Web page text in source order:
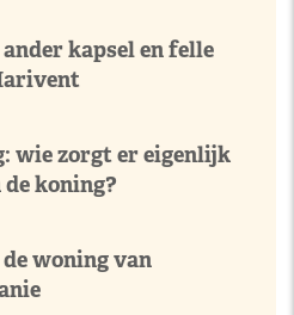
kapsel en felle
wie zorgt er eigenlijk
koning?
woning van